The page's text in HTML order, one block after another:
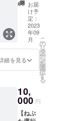
東奥義
塾の校
章と学
校名を
表示 カ
ラー：1
ント(紫
色)
す。 ※
食品表
示に係
る情
報：画
像とし
て添
付。賞
ら20日
間で
す。
てお届
けしま
す。カ
ネショ
ウの社
長・櫛
引利貞
は東奥
在同窓
会会長
ていま
塾創立
150周年
ねぷた
の写真
を印刷
したア
クリル
スタン
ガキほ
どのサ
イズ
で、特
お届
け予
定：
2023
年09
月
細を見る
こ
の
リ
タ
ー
ン
を
選
択
す
る
10,
000 円
【ねぷ